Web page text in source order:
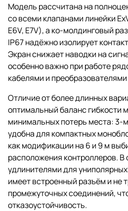
Модель рассчитана на
со всеми клапанами линейки
E6V, E7V), а ко-молдинговый
IP67 надёжно изолирует
Экран снижает наводки на
особенно важно при работе
кабелями и
Отличие от более длинных
оптимальный баланс гибкости
минимальных потерь места: 3-
удобна для компактных
как модификации на 6 и 9 м
расположения контроллеров. В
удлинителями для
имеет встроенный разъём и не
промежуточных соединений,
отказоустойчивость.